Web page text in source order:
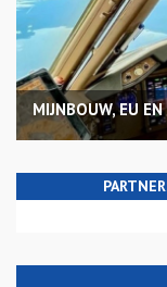
MIJNBOUW, EU